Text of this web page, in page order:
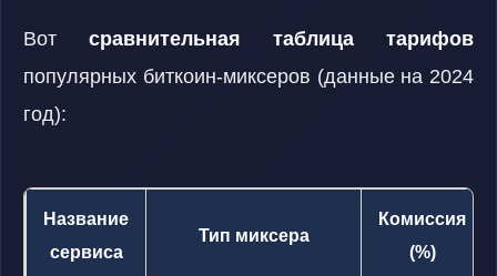
Вот сравнительная таблица тарифов
популярных биткоин-миксеров (данные на 2024
год):
Название
сервиса
Тип миксера
Комиссия
(%)